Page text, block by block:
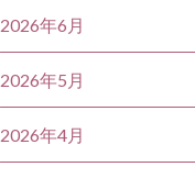
2026年6月
2026年5月
2026年4月